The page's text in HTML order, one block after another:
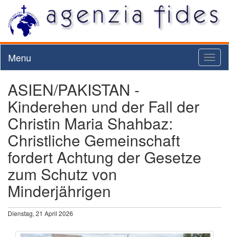
Menu
ASIEN/PAKISTAN -
Kinderehen und der Fall der
Christin Maria Shahbaz:
Christliche Gemeinschaft
fordert Achtung der Gesetze
zum Schutz von
Minderjährigen
Dienstag, 21 April 2026